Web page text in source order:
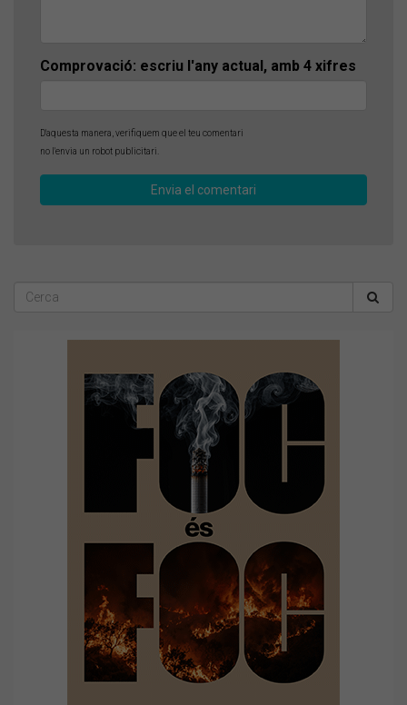
Comprovació: escriu l'any actual, amb 4 xifres
D'aquesta manera, verifiquem que el teu comentari
no l'envia un robot publicitari.